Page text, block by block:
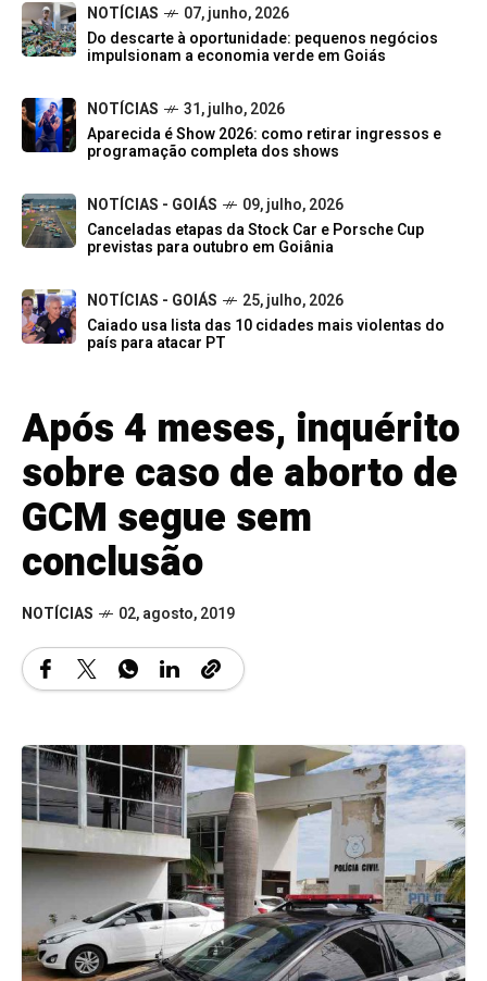
NOTÍCIAS
07, junho, 2026
Do descarte à oportunidade: pequenos negócios
impulsionam a economia verde em Goiás
NOTÍCIAS
31, julho, 2026
Aparecida é Show 2026: como retirar ingressos e
programação completa dos shows
NOTÍCIAS - GOIÁS
09, julho, 2026
Canceladas etapas da Stock Car e Porsche Cup
previstas para outubro em Goiânia
NOTÍCIAS - GOIÁS
25, julho, 2026
Caiado usa lista das 10 cidades mais violentas do
país para atacar PT
Após 4 meses, inquérito
sobre caso de aborto de
GCM segue sem
conclusão
NOTÍCIAS 02, agosto, 2019